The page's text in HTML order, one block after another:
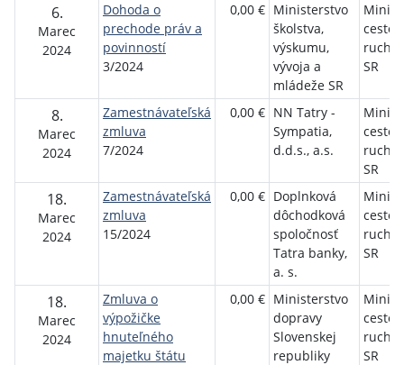
6.
Marec
2024
Dohoda o
prechode práv a
povinností
3/2024
0,00 € Ministerstvo
školstva,
výskumu,
vývoja a
mládeže SR
ruchu
SR
8.
Marec
2024
Zamestnávateľská
zmluva
7/2024
0,00 € NN Tatry -
Sympatia,
d.d.s., a.s.
ruchu
SR
18.
Marec
2024
Zamestnávateľská
zmluva
15/2024
0,00 € Doplnková
dôchodková
spoločnosť
Tatra banky,
a. s.
ruchu
SR
18.
Marec
2024
Zmluva o
výpožičke
hnuteľného
majetku štátu
0,00 € Ministerstvo
dopravy
Slovenskej
republiky
ruchu
SR